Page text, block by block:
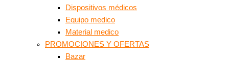
Dispositivos médicos
Equipo medico
Material medico
PROMOCIONES Y OFERTAS
Bazar